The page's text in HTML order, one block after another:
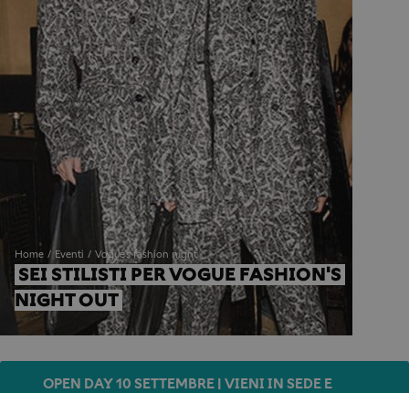
Home Eventi Vogue's fashion night
SEI STILISTI PER VOGUE FASHION'S
NIGHT OUT
OPEN DAY 10 SETTEMBRE | VIENI IN SEDE E